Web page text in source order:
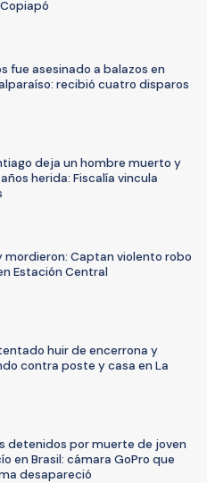
fue asesinado a balazos en
recibió cuatro disparos
deja un hombre muerto y
herida: Fiscalía vincula
mordieron: Captan violento robo
Estación Central
huir de encerrona y
contra poste y casa en La
detenidos por muerte de joven
en Brasil: cámara GoPro que
desapareció